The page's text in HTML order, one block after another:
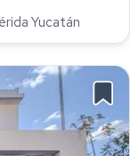
Yucatán